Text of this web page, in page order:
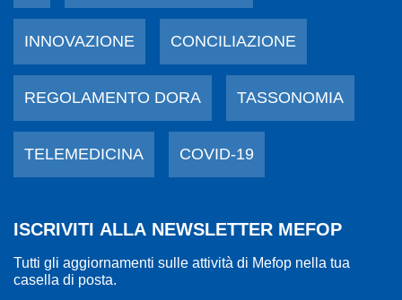
INNOVAZIONE CONCILIAZIONE
REGOLAMENTO DORA TASSONOMIA
TELEMEDICINA COVID-19
ISCRIVITI ALLA NEWSLETTER MEFOP
Tutti gli aggiornamenti sulle attività di Mefop nella tua
casella di posta.